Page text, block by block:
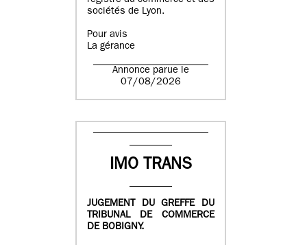
sociétés de Lyon.
Pour avis
La gérance
Annonce parue le
07/08/2026
IMO TRANS
JUGEMENT DU GREFFE DU
TRIBUNAL DE COMMERCE
DE BOBIGNY.